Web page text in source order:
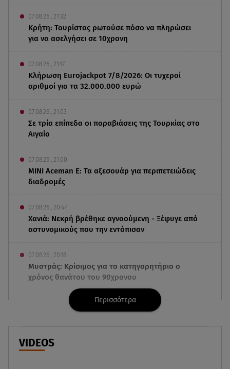
07.08.26 , 21:32
Κρήτη: Τουρίστας ρωτούσε πόσο να πληρώσει
για να ασελγήσει σε 10χρονη
07.08.26 , 21:17
Κλήρωση Eurojackpot 7/8/2026: Οι τυχεροί
αριθμοί για τα 32.000.000 ευρώ
07.08.26 , 21:03
Σε τρία επίπεδα οι παραβιάσεις της Τουρκίας στο
Αιγαίο
07.08.26 , 21:00
MINI Aceman E: Τα αξεσουάρ για περιπετειώδεις
διαδρομές
07.08.26 , 20:47
Χανιά: Νεκρή βρέθηκε αγνοούμενη - Ξέφυγε από
αστυνομικούς που την εντόπισαν
07.08.26 , 20:18
Μυστράς: Κρίσιμος για το κατηγορητήριο ο
χρόνος θανάτου του 90χρονου
Κυψέλη: Tι βρέθηκε στο διαμέρισμα της
38χρονης Λίζα
07.08.26 , 19:15
Περισσότερα
VIDEOS